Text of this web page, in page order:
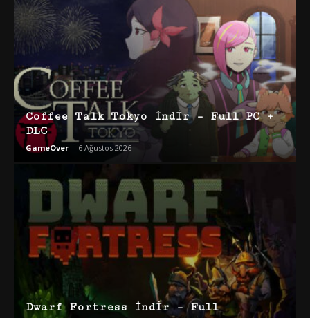
Coffee Talk Tokyo İndir – Full PC +
DLC
GameOver - 6 Ağustos 2026
Dwarf Fortress İndir – Full